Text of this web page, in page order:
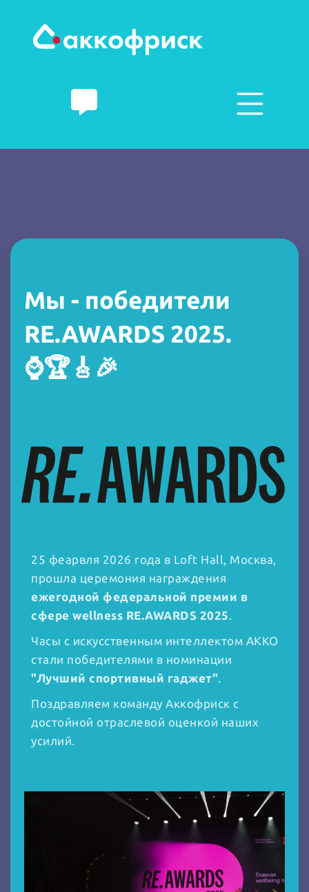
Мы - победители
RE.AWARDS 2025.
⌚️🏆🎸🎉
25 феарвля 2026 года в Loft Hall, Москва,
прошла церемония награждения
ежегодной федеральной премии в
сфере wellness RE.AWARDS 2025.
Часы с искусственным интеллектом АККО
стали победителями в номинации
"Лучший спортивный гаджет".
Поздравляем команду Аккофриск с
достойной отраслевой оценкой наших
усилий.